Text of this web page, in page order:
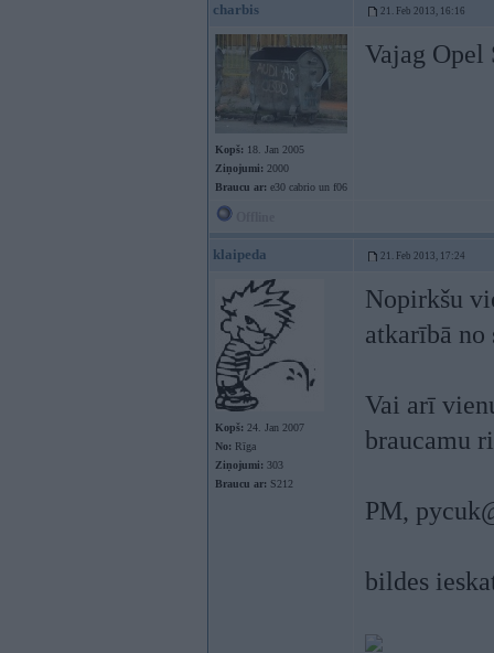
charbis 21. Feb 2013, 16:16
Kopš: 18. Jan 2005
Ziņojumi: 2000
Braucu ar: e30 cabrio un f06
Vajag Opel
klaipeda 21. Feb 2013, 17:24
Kopš: 24. Jan 2007
No: Rīga
Ziņojumi: 303
Braucu ar: S212
Nopirkšu
atkarībā no
Vai arī
braucamu
PM,
bildes